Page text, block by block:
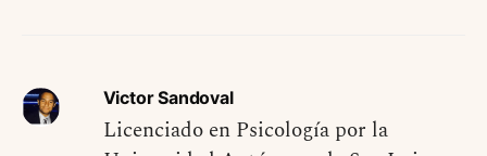
Victor Sandoval
Licenciado en Psicología por la